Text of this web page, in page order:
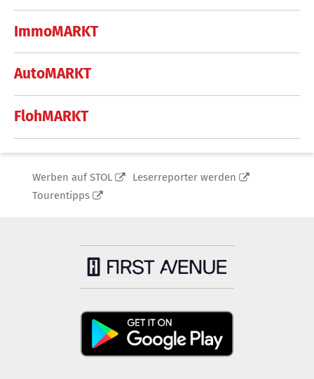
ImmoMARKT
AutoMARKT
FlohMARKT
Werben auf STOL
Leserreporter werden
Tourentipps